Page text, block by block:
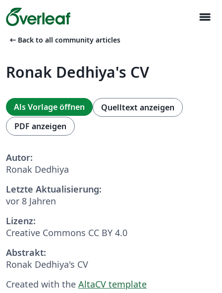
menu
arrow_left_alt Back to all community articles
Ronak Dedhiya's CV
Als Vorlage öffnen
Quelltext anzeigen
PDF anzeigen
Autor:
Ronak Dedhiya
Letzte Aktualisierung:
vor 8 Jahren
Lizenz:
Creative Commons CC BY 4.0
Abstrakt:
Ronak Dedhiya's CV
Created with the AltaCV template